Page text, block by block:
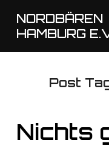
NORDBÄREN
HAMBURG
Post
Nichts